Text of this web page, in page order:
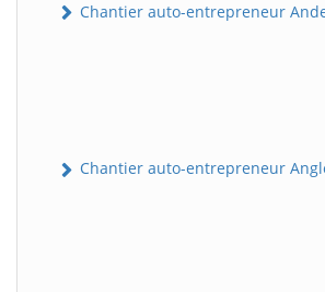
Chantier auto-entrepreneur
Chantier auto-entrepreneur